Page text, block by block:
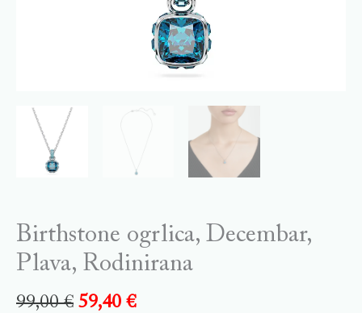
Birthstone ogrlica, Decembar,
Plava, Rodinirana
99,00€ 59,40 €